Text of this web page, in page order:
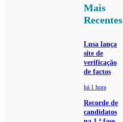
Mais
Recentes
Lusa lança
site de
verificação
de factos
há 1 hora
Recorde de
candidatos